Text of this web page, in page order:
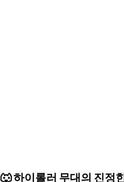
🐺 하이롤러 무대의 진정